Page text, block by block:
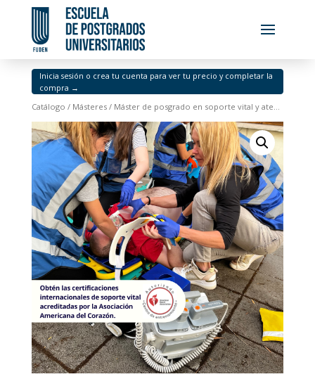
Catálogo / Másteres/ Máster de posgrado en soporte vital y atención enfermera prehospitalaria. Ed.1
Inicia sesión o crea tu cuenta para ver tu precio y completar la
compra →